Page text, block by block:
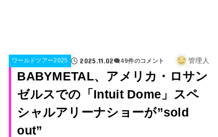
ワールドツアー2025 2025.11.02 49件のコメント 管理人
BABYMETAL、アメリカ・ロサン
ゼルスでの「Intuit Dome」スペ
シャルアリーナショーが”sold
out”